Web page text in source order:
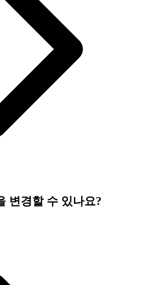
변경할 수 있나요?